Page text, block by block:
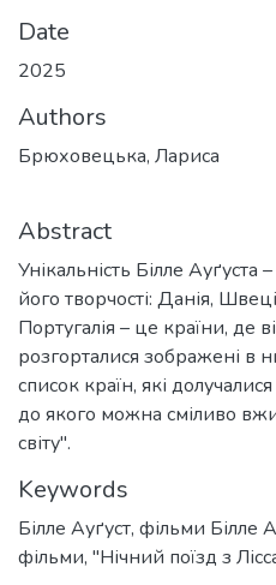
Date
2025
Authors
Брюховецька, Лариса
Abstract
Унікальність Білле
його творчості: Данія,
Португалія – це країни, де
розгорталися зображені в
список країн, які
до якого можна сміливо
світу".
Keywords
Білле Ауґуст, фільми Білле
фільми, "Нічний поїзд з